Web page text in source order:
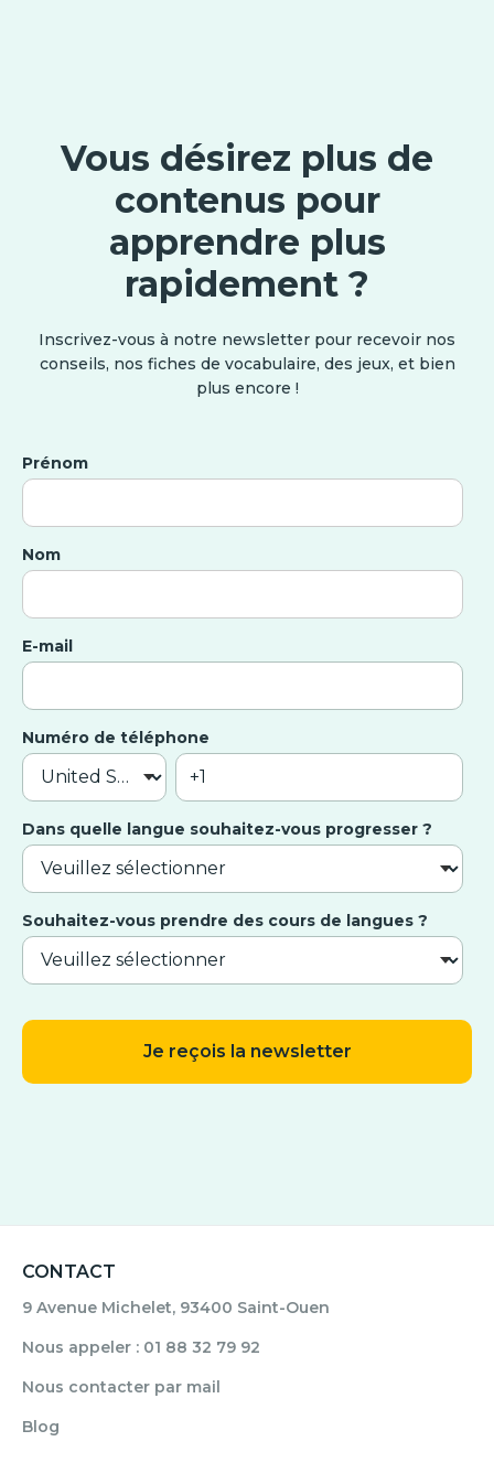
Vous désirez plus de
contenus pour
apprendre plus
rapidement ?
Inscrivez-vous à notre newsletter pour recevoir nos
conseils, nos fiches de vocabulaire, des jeux, et bien
plus encore !
Prénom
Nom
E-mail
Numéro de téléphone
Dans quelle langue souhaitez-vous progresser ?
Souhaitez-vous prendre des cours de langues ?
CONTACT
9 Avenue Michelet, 93400 Saint-Ouen
Nous appeler : 01 88 32 79 92
Nous contacter par mail
Blog